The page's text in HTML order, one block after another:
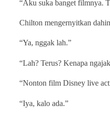
“Aku suka banget filmnya.
Chilton mengernyitkan
“Ya, nggak lah.”
“Lah? Terus? Kenapa
“Nonton film Disney live
“Iya, kalo ada.”